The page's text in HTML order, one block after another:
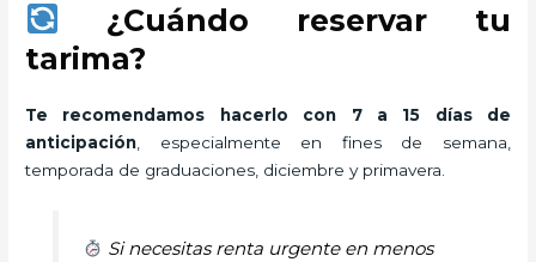
¿Cuándo reservar tu
tarima?
Te recomendamos hacerlo con 7 a 15 días de
anticipación , especialmente en fines de semana,
temporada de graduaciones, diciembre y primavera.
Si necesitas renta urgente en menos